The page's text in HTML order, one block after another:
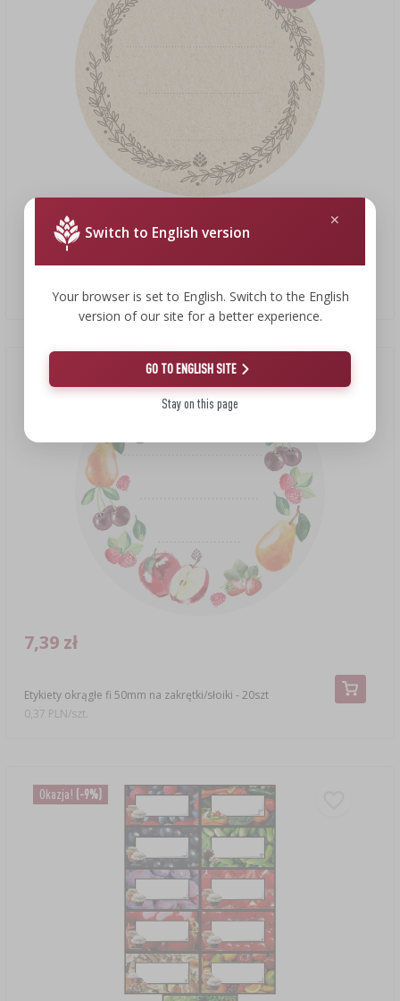
8,79 zł
0,44 PLN/szt.
Etykiety okrągłe fi 50mm na zakrętki/słoiki - 20szt
7,39 zł
0,37 PLN/szt.
Okazja! (-9%)
Switch to English version
Your browser is set to English. Switch to the English
version of our site for a better experience.
GO TO ENGLISH SITE
Stay on this page